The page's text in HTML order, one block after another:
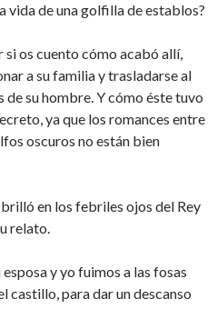
vida de una golfilla de establos?
os cuento cómo acabó allí,
a su familia y trasladarse al
de su hombre. Y cómo éste tuvo
ya que los romances entre
oscuros no están bien
en los febriles ojos del Rey
relato.
y yo fuimos a las fosas
castillo, para dar un descanso